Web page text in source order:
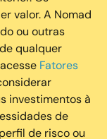
valor. A Nomad
ou outras
qualquer
Fatores
investimentos à
de
de risco ou